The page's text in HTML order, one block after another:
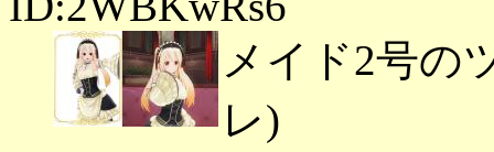
メイド2号の
レ)